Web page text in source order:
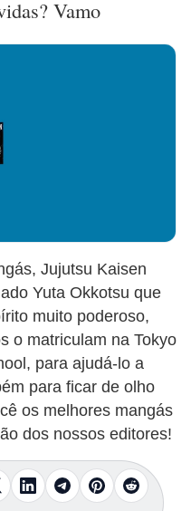
Vamo
Jujutsu Kaisen
Yuta Okkotsu que
muito poderoso,
o matriculam na Tokyo
para ajudá-lo a
para ficar de olho
os melhores mangás
dos nossos editores!